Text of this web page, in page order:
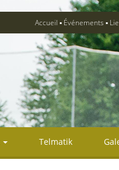
Accueil Événements
Telmatik